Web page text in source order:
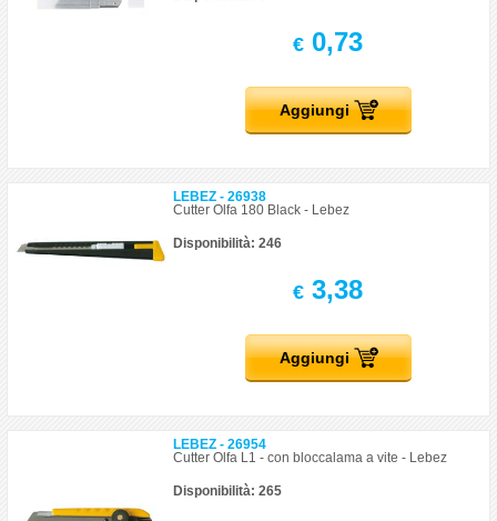
€ 0,73
Aggiungi
LEBEZ - 26938
Cutter Olfa 180 Black - Lebez
Disponibilità: 246
€ 3,38
Aggiungi
LEBEZ - 26954
Cutter Olfa L1 - con bloccalama a vite - Lebez
Disponibilità: 265